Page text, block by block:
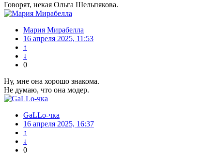
Говорят, некая Ольга Шельпякова.
Мария Мирабелла
16 апреля 2025, 11:53
↑
↓
0
Ну, мне она хорошо знакома.
Не думаю, что она модер.
GaLLo-чка
16 апреля 2025, 16:37
↑
↓
0